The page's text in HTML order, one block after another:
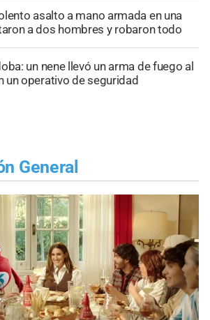
asalto a mano armada en una
a dos hombres y robaron todo
un nene llevó un arma de fuego al
un operativo de seguridad
General